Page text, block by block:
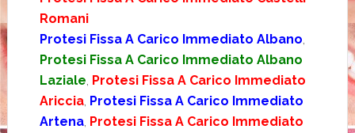
Romani
Protesi Fissa A Carico Immediato Albano
Protesi Fissa A Carico Immediato Albano
Laziale Protesi Fissa A Carico Immediato
Ariccia, Protesi Fissa A Carico Immediato
Artena, Protesi Fissa A Carico Immediato